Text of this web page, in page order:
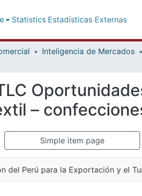
Statistics Estadísticas Externas
Inteligencia de Mercados
–
Simple item page
del Perú para la Exportación y el